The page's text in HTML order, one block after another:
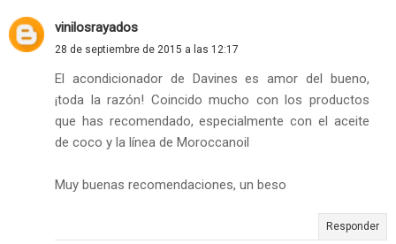
vinilosrayados
28 de septiembre de 2015 a las 12:17
El acondicionador de Davines es amor del bueno,
¡toda la razón! Coincido mucho con los productos
que has recomendado, especialmente con el aceite
de coco y la línea de Moroccanoil
Muy buenas recomendaciones, un beso
Responder